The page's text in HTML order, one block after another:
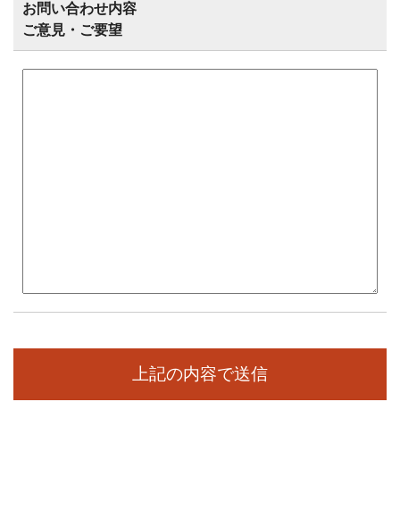
お問い合わせ内容
ご意見・ご要望